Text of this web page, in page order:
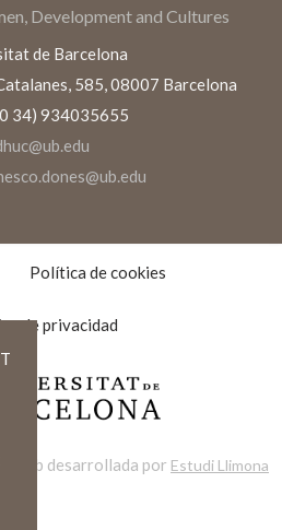
Development and Cultures
de Barcelona
585, 08007 Barcelona
34) 934035655
Política de cookies
de privacidad
Web desarrollada por Estudi Llimona